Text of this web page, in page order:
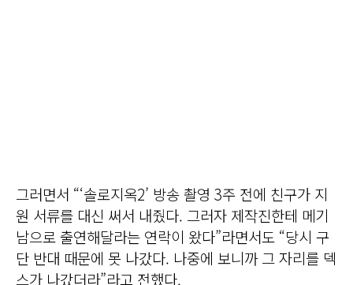
그러면서 “‘솔로지옥2’ 방송 촬영 3주 전에 친구가 지
원 서류를 대신 써서 내줬다. 그러자 제작진한테 메기
남으로 출연해달라는 연락이 왔다”라면서도 “당시 구
단 반대 때문에 못 나갔다. 나중에 보니까 그 자리를 덱
스가 나갔더라”라고 전했다.